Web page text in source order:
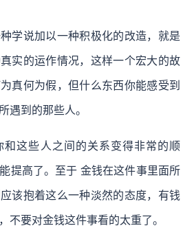
学说加以一种积极化的改造，就是
实的运作情况，这样一个宏大的故
真何为假，但什么东西你能感受到
遇到的那些人。
和这些人之间的关系变得非常的顺
提高了。至于 金钱在这件事里面所
该抱着这么一种淡然的态度，有钱
不要对金钱这件事看的太重了。